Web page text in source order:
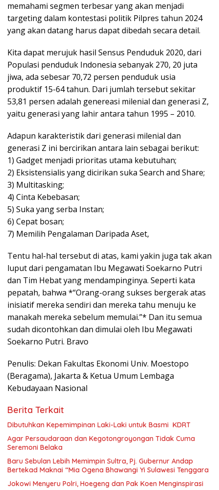
memahami segmen terbesar yang akan menjadi
targeting dalam kontestasi politik Pilpres tahun 2024
yang akan datang harus dapat dibedah secara detail.
Kita dapat merujuk hasil Sensus Penduduk 2020, dari
Populasi penduduk Indonesia sebanyak 270, 20 juta
jiwa, ada sebesar 70,72 persen penduduk usia
produktif 15-64 tahun. Dari jumlah tersebut sekitar
53,81 persen adalah genereasi milenial dan generasi Z,
yaitu generasi yang lahir antara tahun 1995 – 2010.
Adapun karakteristik dari generasi milenial dan
generasi Z ini bercirikan antara lain sebagai berikut:
1) Gadget menjadi prioritas utama kebutuhan;
2) Eksistensialis yang dicirikan suka Search and Share;
3) Multitasking;
4) Cinta Kebebasan;
5) Suka yang serba Instan;
6) Cepat bosan;
7) Memilih Pengalaman Daripada Aset,
Tentu hal-hal tersebut di atas, kami yakin juga tak akan
luput dari pengamatan Ibu Megawati Soekarno Putri
dan Tim Hebat yang mendampinginya. Seperti kata
pepatah, bahwa *“Orang-orang sukses bergerak atas
inisiatif mereka sendiri dan mereka tahu menuju ke
manakah mereka sebelum memulai.”* Dan itu semua
sudah dicontohkan dan dimulai oleh Ibu Megawati
Soekarno Putri. Bravo
Penulis: Dekan Fakultas Ekonomi Univ. Moestopo
(Beragama), Jakarta & Ketua Umum Lembaga
Kebudayaan Nasional
Berita Terkait
Dibutuhkan Kepemimpinan Laki-Laki untuk Basmi KDRT
Agar Persaudaraan dan Kegotongroyongan Tidak Cuma
Seremoni Belaka
Baru Sebulan Lebih Memimpin Sultra, Pj. Gubernur Andap
Bertekad Maknai “Mia Ogena Bhawangi Yi Sulawesi Tenggara
Jokowi Menyeru Polri, Hoegeng dan Pak Koen Menginspirasi